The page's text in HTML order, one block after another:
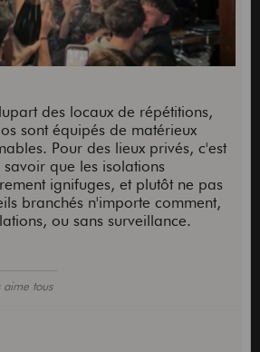
des locaux de répétitions,
sont équipés de matérieux
Pour des lieux privés, c'est
que les isolations
ignifuges, et plutôt ne pas
branchés n'importe comment,
ou sans surveillance.
aime tous